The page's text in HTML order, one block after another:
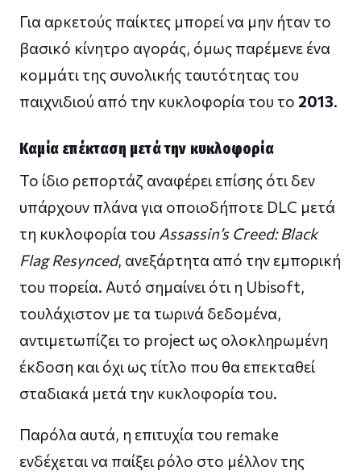
Για αρκετούς παίκτες μπορεί να μην ήταν το
βασικό κίνητρο αγοράς, όμως παρέμενε ένα
κομμάτι της συνολικής ταυτότητας του
παιχνιδιού από την κυκλοφορία του το 2013.
Καμία επέκταση μετά την κυκλοφορία
Το ίδιο ρεπορτάζ αναφέρει επίσης ότι δεν
υπάρχουν πλάνα για οποιοδήποτε DLC μετά
τη κυκλοφορία του Assassin’s Creed: Black
Flag Resynced, ανεξάρτητα από την εμπορική
του πορεία. Αυτό σημαίνει ότι η Ubisoft,
τουλάχιστον με τα τωρινά δεδομένα,
αντιμετωπίζει το project ως ολοκληρωμένη
έκδοση και όχι ως τίτλο που θα επεκταθεί
σταδιακά μετά την κυκλοφορία του.
Παρόλα αυτά, η επιτυχία του remake
ενδέχεται να παίξει ρόλο στο μέλλον της